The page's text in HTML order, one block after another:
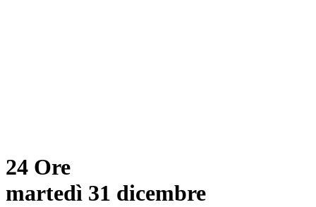
24 Ore
martedì 31 dicembre